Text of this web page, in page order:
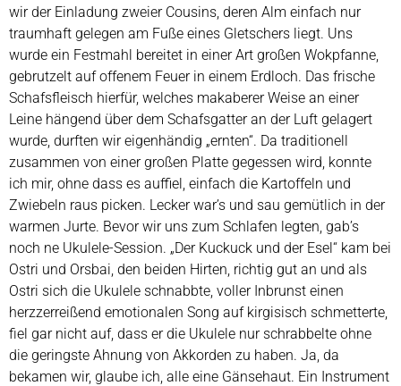
wir der Einladung zweier Cousins, deren Alm einfach nur
traumhaft gelegen am Fuße eines Gletschers liegt. Uns
wurde ein Festmahl bereitet in einer Art großen Wokpfanne,
gebrutzelt auf offenem Feuer in einem Erdloch. Das frische
Schafsfleisch hierfür, welches makaberer Weise an einer
Leine hängend über dem Schafsgatter an der Luft gelagert
wurde, durften wir eigenhändig „ernten“. Da traditionell
zusammen von einer großen Platte gegessen wird, konnte
ich mir, ohne dass es auffiel, einfach die Kartoffeln und
Zwiebeln raus picken. Lecker war’s und sau gemütlich in der
warmen Jurte. Bevor wir uns zum Schlafen legten, gab’s
noch ne Ukulele-Session. „Der Kuckuck und der Esel“ kam bei
Ostri und Orsbai, den beiden Hirten, richtig gut an und als
Ostri sich die Ukulele schnabbte, voller Inbrunst einen
herzzerreißend emotionalen Song auf kirgisisch schmetterte,
fiel gar nicht auf, dass er die Ukulele nur schrabbelte ohne
die geringste Ahnung von Akkorden zu haben. Ja, da
bekamen wir, glaube ich, alle eine Gänsehaut. Ein Instrument